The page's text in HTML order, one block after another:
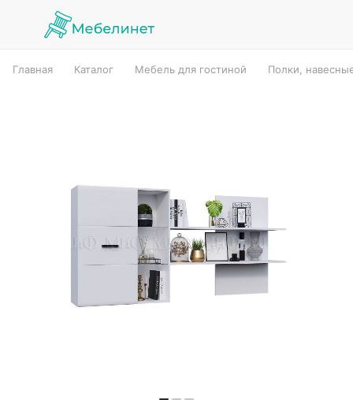
Главная Каталог Мебель для гостиной Полки,